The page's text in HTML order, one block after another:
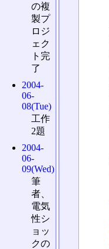
の複
製プ
ロジ
ェク
ト完
了
2004-
06-
08(Tue)
工作
2題
2004-
06-
09(Wed)
筆
者、
電気
性シ
ョッ
クの